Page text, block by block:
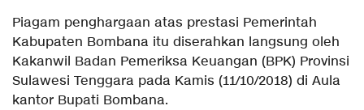
Piagam penghargaan atas prestasi Pemerintah
Kabupaten Bombana itu diserahkan langsung oleh
Kakanwil Badan Pemeriksa Keuangan (BPK) Provinsi
Sulawesi Tenggara pada Kamis (11/10/2018) di Aula
kantor Bupati Bombana.